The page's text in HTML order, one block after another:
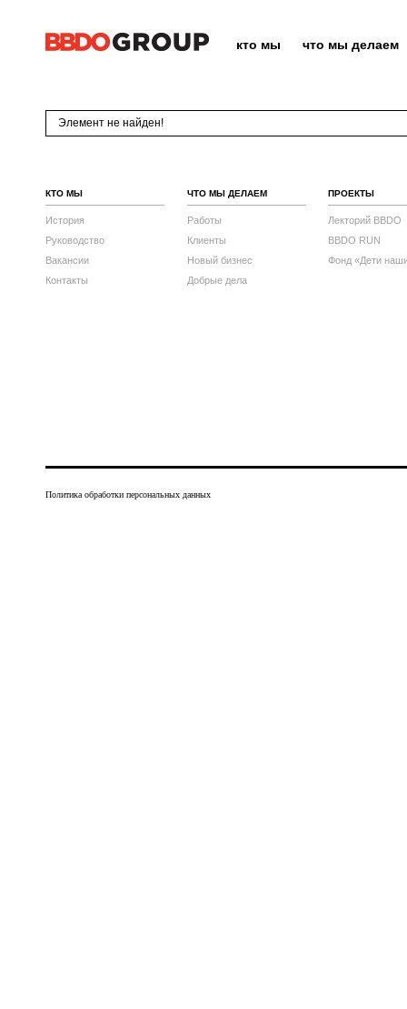
кто мы что мы делаем
Элемент не найден!
КТО МЫ
История
Руководство
Вакансии
Контакты
ЧТО МЫ ДЕЛАЕМ
Работы
Клиенты
Новый бизнес
Добрые дела
ПРОЕКТЫ
Лекторий BBDO
BBDO RUN
Фонд «Дети
Политика обработки персональных данных